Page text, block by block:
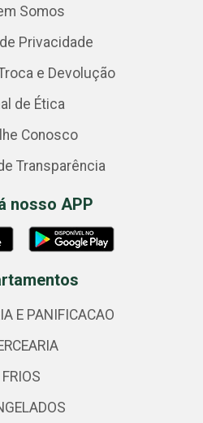
Somos
Privacidade
e Devolução
de Ética
Conosco
Transparência
nosso APP
E PANIFICACAO
FRIOS